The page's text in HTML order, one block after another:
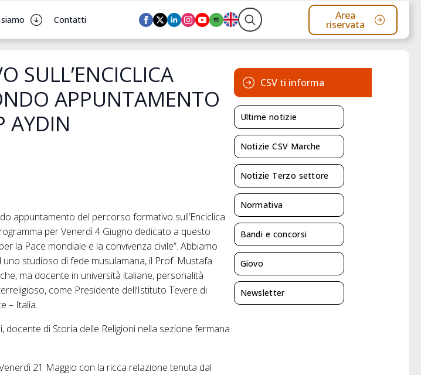
Contatti
Search
Area
riservata
SULL’ENCICLICA
APPUNTAMENTO
AYDIN
appuntamento del percorso formativo sull’Enciclica
per Venerdì 4 Giugno dedicato a questo
la Pace mondiale e la convivenza civile”. Abbiamo
studioso di fede musulamana, il Prof. Mustafa
ma docente in università italiane, personalità
come Presidente dell’Istituto Tevere di
– Italia.
di Storia delle Religioni nella sezione fermana
21 Maggio con la ricca relazione tenuta dal
CSV ti informa
Ultime notizie
Notizie CSV Marche
Notizie Terzo settore
Normativa
Bandi e concorsi
Giovo
Newsletter